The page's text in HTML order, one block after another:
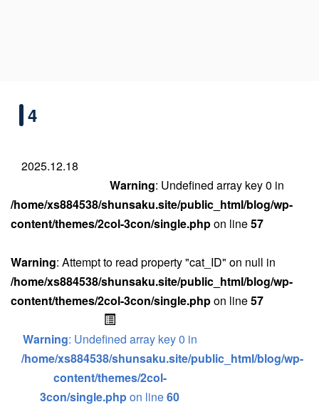
4
2025.12.18
Warning: Undefined array key 0 in
/home/xs884538/shunsaku.site/public_html/blog/wp-
content/themes/2col-3con/single.phpon line57
Warning: Attempt to read property "cat_ID" on null in
/home/xs884538/shunsaku.site/public_html/blog/wp-
content/themes/2col-3con/single.phpon line57
Warning: Undefined array key 0 in
/home/xs884538/shunsaku.site/public_html/blog/wp-
content/themes/2col-
3con/single.phpon line60